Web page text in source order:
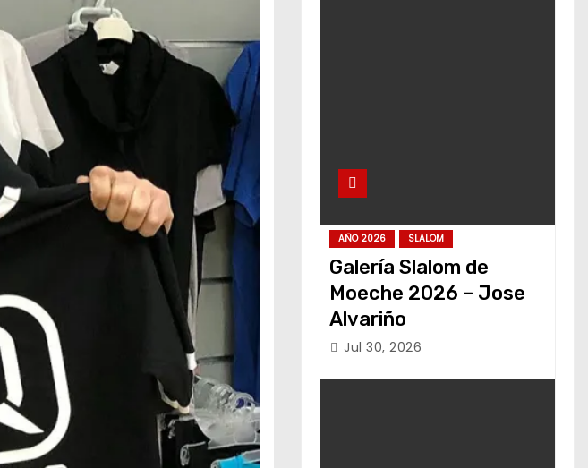
AÑO 2026 SLALOM
Galería Slalom de
Moeche 2026 – Jose
Alvariño
Jul 30, 2026